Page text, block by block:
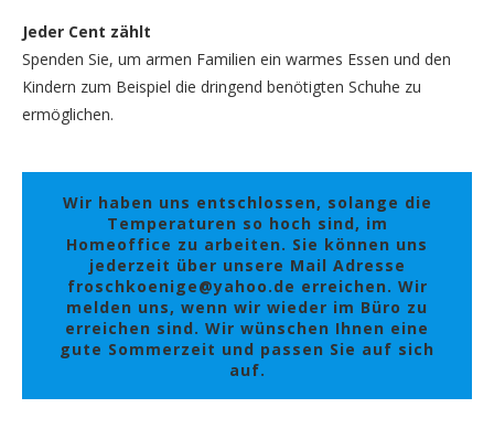
Jeder Cent zählt
Spenden Sie, um armen Familien ein warmes Essen und den
Kindern zum Beispiel die dringend benötigten Schuhe zu
ermöglichen.
Wir haben uns entschlossen, solange die
Temperaturen so hoch sind, im
Homeoffice zu arbeiten. Sie können uns
jederzeit über unsere Mail Adresse
froschkoenige@yahoo.de erreichen. Wir
melden uns, wenn wir wieder im Büro zu
erreichen sind. Wir wünschen Ihnen eine
gute Sommerzeit und passen Sie auf sich
auf.